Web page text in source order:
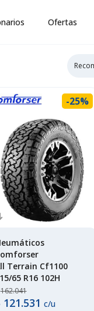
Ofertas
-25%
Terrain Cf1100
65 R16 102H
162.041
121.531 c/u